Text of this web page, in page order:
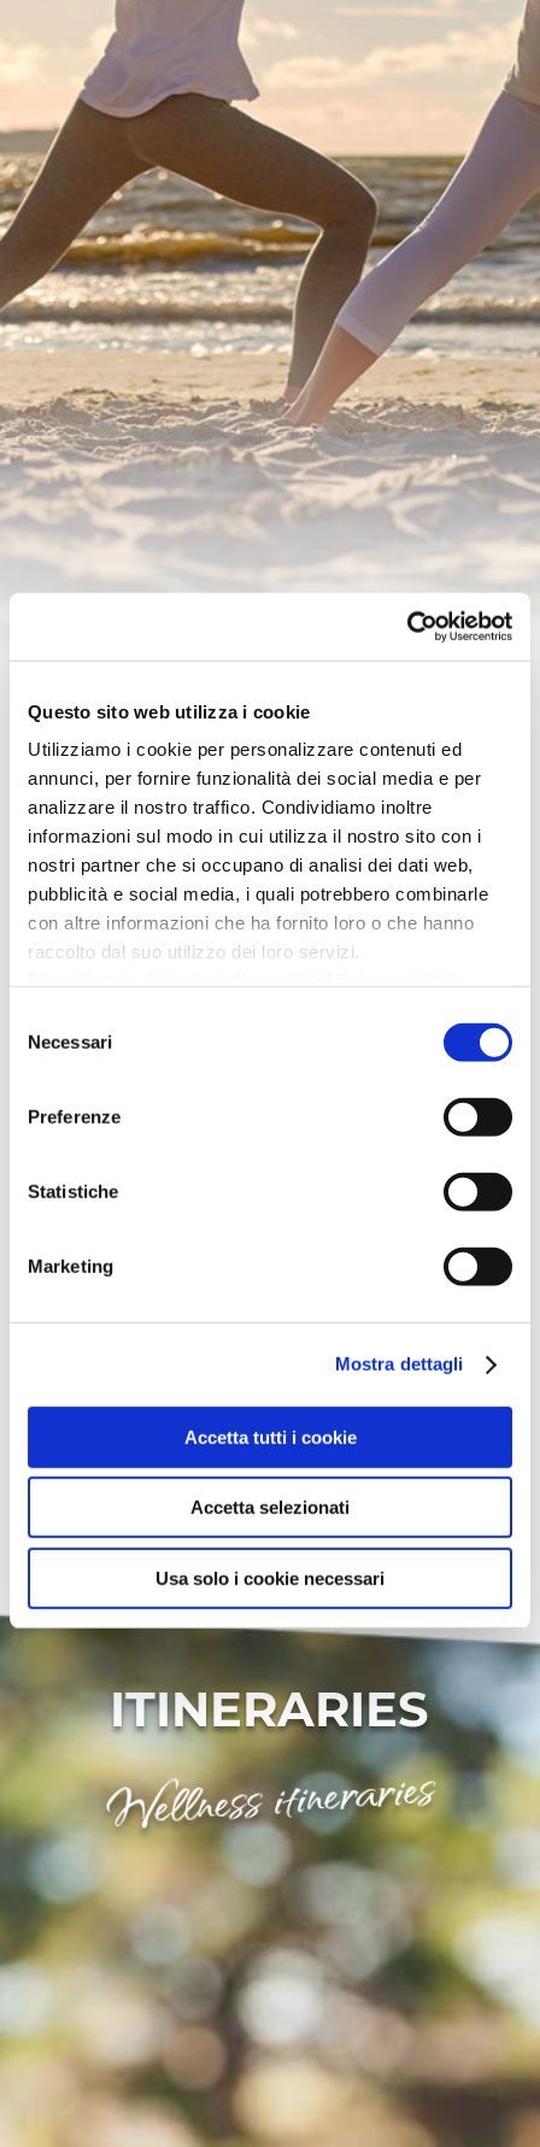
Questo sito web utilizza i cookie
Utilizziamo i cookie per personalizzare contenuti ed
annunci, per fornire funzionalità dei social media e per
analizzare il nostro traffico. Condividiamo inoltre
informazioni sul modo in cui utilizza il nostro sito con i
nostri partner che si occupano di analisi dei dati web,
pubblicità e social media, i quali potrebbero combinarle
con altre informazioni che ha fornito loro o che hanno
raccolto dal suo utilizzo dei loro servizi.
Per ulteriori informazioni è possibile consultare
Cookie Policy.
delNecessari
Preferenze
Statistiche
Marketing
Mostra dettagli
Accetta tutti i cookie
Accetta selezionati
Usa solo i cookie necessari